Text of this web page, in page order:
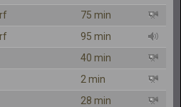
75 min
95 min
40 min
2 min
28 min